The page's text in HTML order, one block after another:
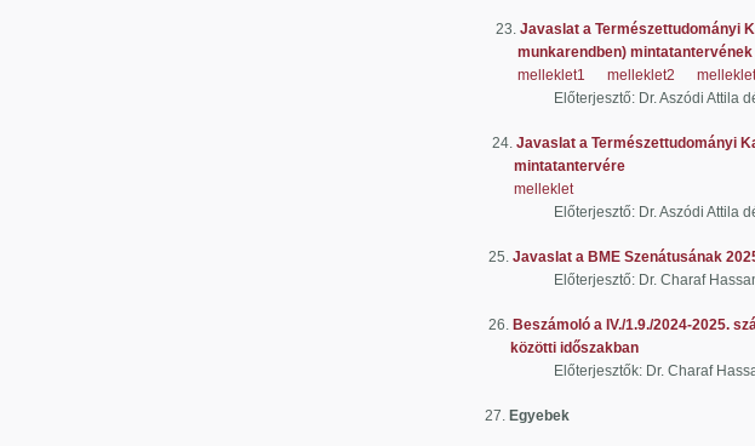
23.Javaslat a Természettudományi
munkarendben) mintatantervének
melleklet1
melleklet2
Előterjesztő: Dr. Aszódi Attila
24.Javaslat a Természettudományi
mintatantervére
melleklet
Előterjesztő: Dr. Aszódi Attila
25.Javaslat a BME Szenátusának
Előterjesztő: Dr. Charaf Hassan
26. Beszámoló a IV./1.9./2024-2025.
közötti időszakban
Előterjesztők: Dr. Charaf Hassan
27. Egyebek